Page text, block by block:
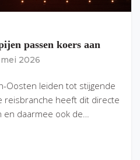
passen koers aan
2026
Oosten leiden tot stijgende
reisbranche heeft dit directe
daarmee ook de…